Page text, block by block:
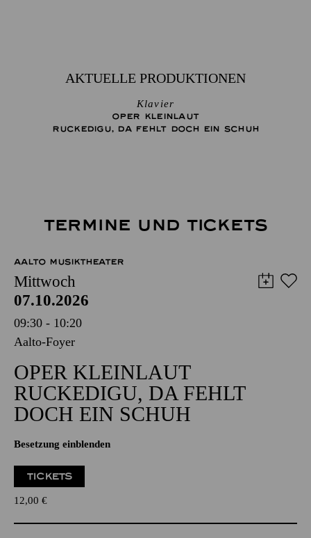
AKTUELLE PRODUKTIONEN
Klavier
OPER KLEINLAUT
RUCKEDIGU, DA FEHLT DOCH EIN SCHUH
TERMINE UND TICKETS
AALTO MUSIKTHEATER
Mittwoch
07.10.2026
09:30 - 10:20
Aalto-Foyer
OPER KLEINLAUT
RUCKEDIGU, DA FEHLT
DOCH EIN SCHUH
Besetzung einblenden
TICKETS
12,00 €